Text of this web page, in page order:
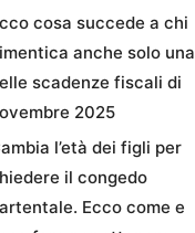
cosa succede a chi
anche solo una
scadenze fiscali di
2025
l’età dei figli per
il congedo
Ecco come e